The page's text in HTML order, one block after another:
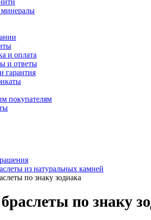
и оплата
и ответы
гарантия
покупателям
из натуральных камней
по знаку зодиака
по знаку